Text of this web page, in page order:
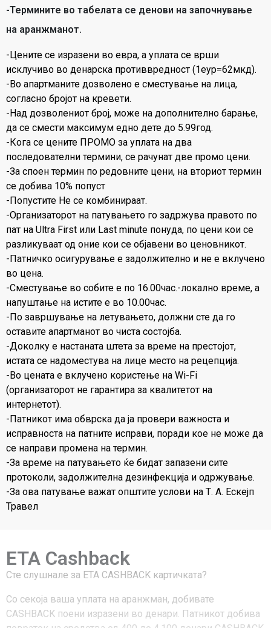
-Термините во табелата се денови на започнување
на аранжманот.
-Цените се изразени во евра, а уплата се врши
исклучиво во денарска противвредност (1еур=62мкд).
-Во апартманите дозволено е сместување на лица,
согласно бројот на кревети.
-Над дозволениот број, може на дополнително барање,
да се смести максимум едно дете до 5.99год.
-Кога се цените ПРОМО за уплата на два
последователни термини, се рачунат две промо цени.
-За споен термин по редовните цени, на вториот термин
се добива 10% попуст
-Попустите Не се комбинираат.
-Организаторот на патувањето го задржува правото по
пат на Ultra First или Last minute понуда, по цени кои се
разликуваат од оние кои се објавени во ценовникот.
-Патничко осигурување е задолжително и не е вклучено
во цена.
-Сместување во собите е по 16.00час.-локално време, а
напуштање на истите е во 10.00час.
-По завршување на летувањето, должни сте да го
оставите апартманот во чиста состојба.
-Доколку е настаната штета за време на престојот,
истата се надоместува на лице место на рецепција.
-Во цената е вклучено користење на Wi-Fi
(организаторот не гарантира за квалитетот на
интернетот).
-Патникот има обврска да ја провери важноста и
исправноста на патните исправи, поради кое не може да
се направи промена на термин.
-За време на патувањето ќе бидат запазени сите
протоколи, задолжителна дезинфекција и одржување.
-За ова патување важат општите услови на Т. А. Ескејп
Травел
ETA Cashback
Сте слушнале за ЕТА CASHBACK картичката?
Со секоја ваша уплата на аранжман, добивате
CASHBACK поени изразени во денари. Патникот добива